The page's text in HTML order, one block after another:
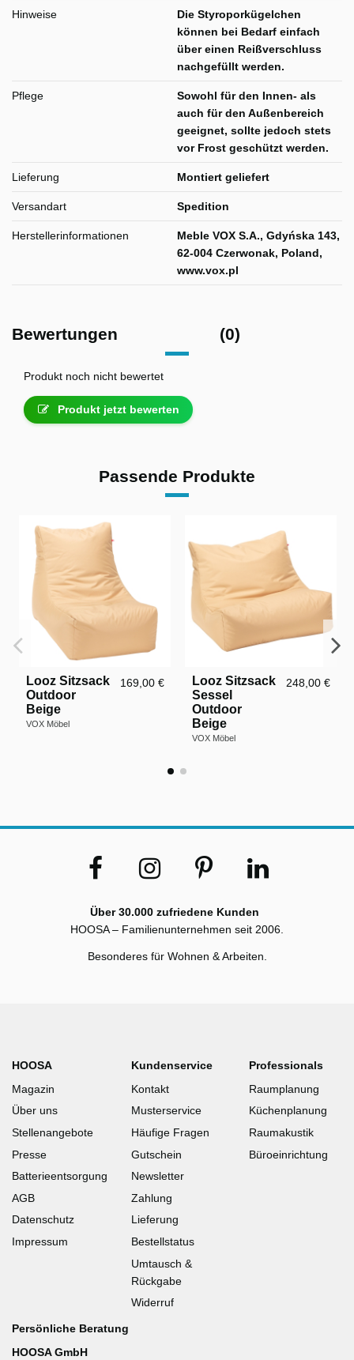
Hinweise
Die Styroporkügelchen
können bei Bedarf einfach
über einen Reißverschluss
nachgefüllt werden.
Pflege
Sowohl für den Innen- als
auch für den Außenbereich
geeignet, sollte jedoch stets
vor Frost geschützt werden.
Lieferung Montiert geliefert
Versandart Spedition
Herstellerinformationen
Meble VOX S.A., Gdyńska 143,
62-004 Czerwonak, Poland,
www.vox.pl
Bewertungen (0)
Produkt noch nicht bewertet
Produkt jetzt bewerten
Passende Produkte
Looz Sitzsack
Outdoor
Beige
VOX Möbel
169,00 €
Looz Sitzsack
Sessel
Outdoor
Beige
VOX Möbel
248,00 €
Über 30.000 zufriedene Kunden
HOOSA – Familienunternehmen seit 2006.
Besonderes für Wohnen & Arbeiten.
HOOSA
Magazin
Über uns
Stellenangebote
Presse
Batterieentsorgung
AGB
Datenschutz
Impressum
Kundenservice
Kontakt
Musterservice
Häufige Fragen
Gutschein
Newsletter
Zahlung
Lieferung
Bestellstatus
Umtausch &
Rückgabe
Widerruf
Professionals
Raumplanung
Küchenplanung
Raumakustik
Büroeinrichtung
Persönliche Beratung
HOOSA GmbH